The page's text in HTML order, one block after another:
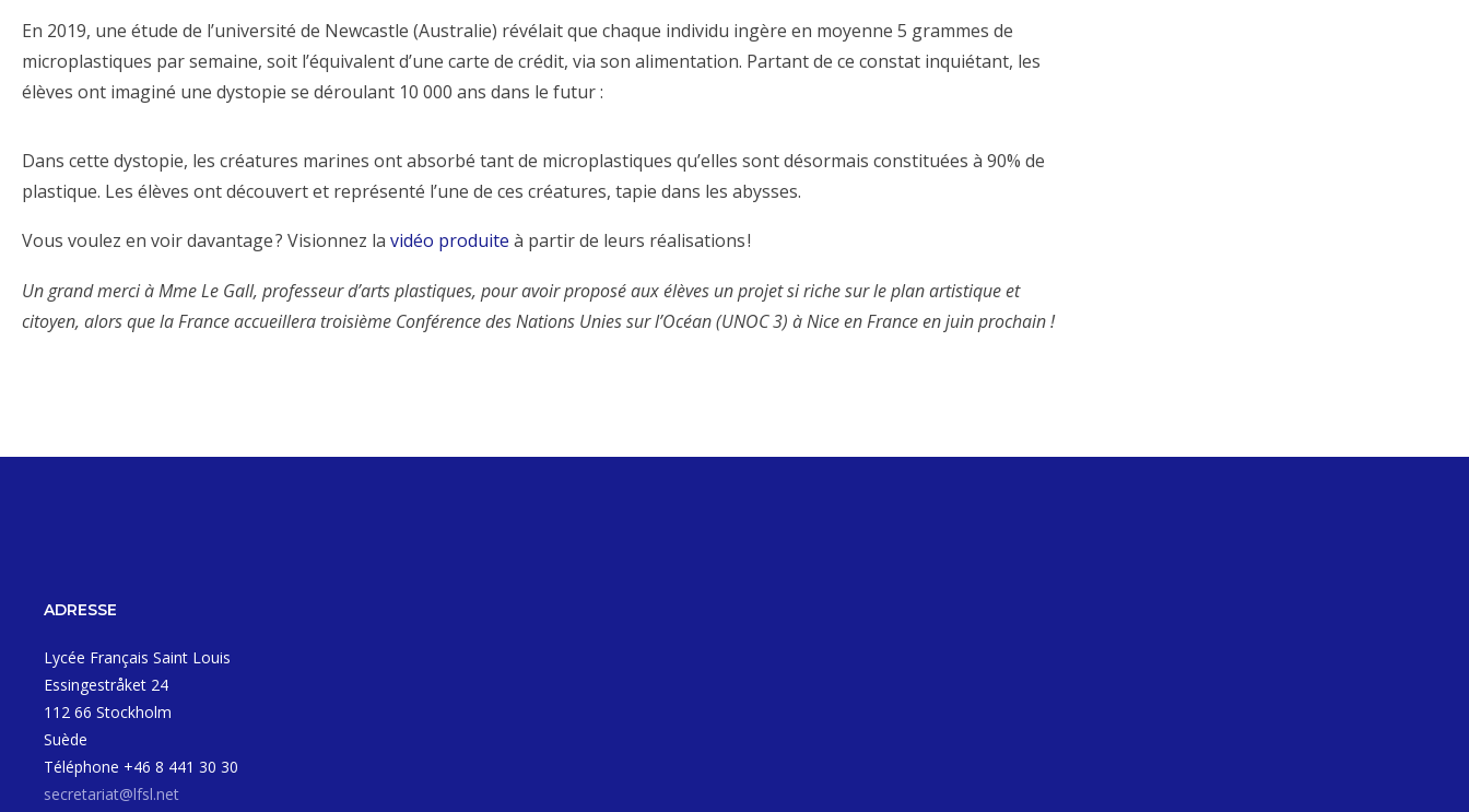
En 2019, une étude de l’université de Newcastle (Australie) révélait que chaque individu ingère en moyenne 5 grammes de
microplastiques par semaine, soit l’équivalent d’une carte de crédit, via son alimentation. Partant de ce constat inquiétant, les
élèves ont imaginé une dystopie se déroulant 10 000 ans dans le futur :
Dans cette dystopie, les créatures marines ont absorbé tant de microplastiques qu’elles sont désormais constituées à 90% de
plastique. Les élèves ont découvert et représenté l’une de ces créatures, tapie dans les abysses.
Vous voulez en voir davantage ? Visionnez la vidéo produite à partir de leurs réalisations !
Un grand merci à Mme Le Gall, professeur d’arts plastiques, pour avoir proposé aux élèves un projet si riche sur le plan artistique et
citoyen, alors que la France accueillera troisième Conférence des Nations Unies sur l’Océan (UNOC 3) à Nice en France en juin prochain !
ADRESSE
Lycée Français Saint Louis
Essingestråket 24
112 66 Stockholm
Suède
Téléphone +46 8 441 30 30
secretariat@lfsl.net